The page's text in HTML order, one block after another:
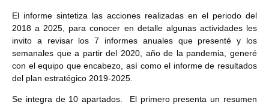
El informe sintetiza las acciones realizadas en el periodo del
2018 a 2025, para conocer en detalle algunas actividades les
invito a revisar los 7 informes anuales que presenté y los
semanales que a partir del 2020, año de la pandemia, generé
con el equipo que encabezo, así como el informe de resultados
del plan estratégico 2019-2025.
Se integra de 10 apartados. El primero presenta un resumen